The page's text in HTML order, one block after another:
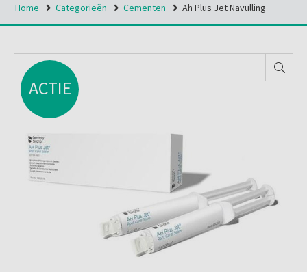
Home Categorieën Cementen Ah Plus Jet Navulling
ACTIE